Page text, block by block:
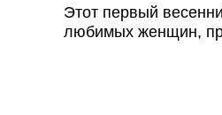
Этот первый
любимых женщин,